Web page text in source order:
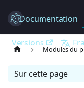
Electron
Documentation
Versions
Modules du
Sur cette page